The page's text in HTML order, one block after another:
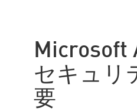
Microsoft
セキュリ
要